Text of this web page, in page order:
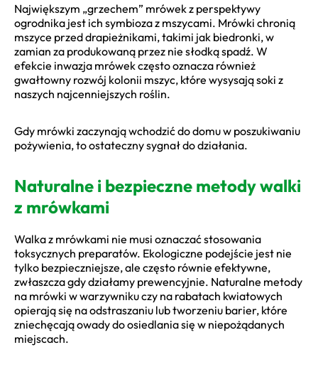
Największym „grzechem” mrówek z perspektywy
ogrodnika jest ich symbioza z mszycami. Mrówki chronią
mszyce przed drapieżnikami, takimi jak biedronki, w
zamian za produkowaną przez nie słodką spadź. W
efekcie inwazja mrówek często oznacza również
gwałtowny rozwój kolonii mszyc, które wysysają soki z
naszych najcenniejszych roślin.
Gdy mrówki zaczynają wchodzić do domu w poszukiwaniu
pożywienia, to ostateczny sygnał do działania.
Naturalne i bezpieczne metody walki
z mrówkami
Walka z mrówkami nie musi oznaczać stosowania
toksycznych preparatów. Ekologiczne podejście jest nie
tylko bezpieczniejsze, ale często równie efektywne,
zwłaszcza gdy działamy prewencyjnie. Naturalne metody
na mrówki w warzywniku czy na rabatach kwiatowych
opierają się na odstraszaniu lub tworzeniu barier, które
zniechęcają owady do osiedlania się w niepożądanych
miejscach.